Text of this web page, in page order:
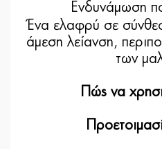
Ενδυνάμωση
Ένα ελαφρύ σε
άμεση λείανση,
των
Πώς να